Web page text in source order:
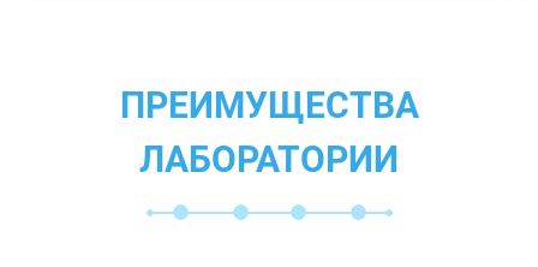
ПРЕИМУЩЕСТВА
ЛАБОРАТОРИИ